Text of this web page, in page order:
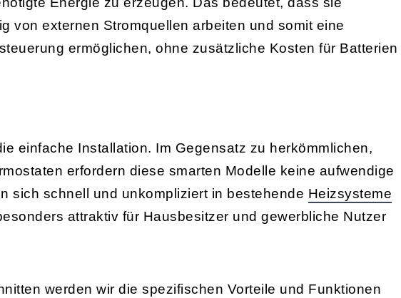
von externen Stromquellen arbeiten und somit eine
ermöglichen, ohne zusätzliche Kosten für Batterien
einfache Installation. Im Gegensatz zu herkömmlichen,
erfordern diese smarten Modelle keine aufwendige
sich schnell und unkompliziert in bestehende Heizsysteme
attraktiv für Hausbesitzer und gewerbliche Nutzer
werden wir die spezifischen Vorteile und Funktionen